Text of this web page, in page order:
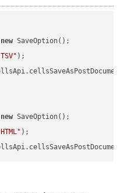
new SaveOption();
);
new SaveOption();
);